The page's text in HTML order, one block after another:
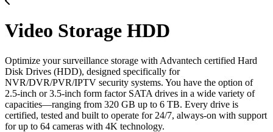
Video Storage HDD
Optimize your surveillance storage with Advantech certified Hard
Disk Drives (HDD), designed specifically for
NVR/DVR/PVR/IPTV security systems. You have the option of
2.5-inch or 3.5-inch form factor SATA drives in a wide variety of
capacities—ranging from 320 GB up to 6 TB. Every drive is
certified, tested and built to operate for 24/7, always-on with support
for up to 64 cameras with 4K technology.